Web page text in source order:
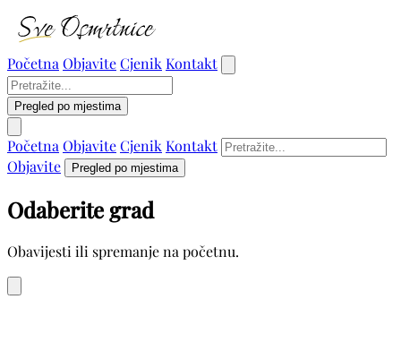
Početna ObjaviteCjenik Kontakt
Pregled po mjestima
Početna ObjaviteCjenik Kontakt
Objavite
Pregled po mjestima
Odaberite grad
Obavijesti ili spremanje na početnu.